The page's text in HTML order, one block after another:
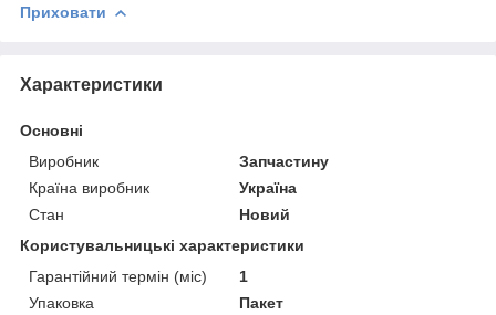
Приховати
Характеристики
Основні
Виробник
Запчастину
Країна виробник
Україна
Стан
Новий
Користувальницькі характеристики
Гарантійний термін (міс)
1
Упаковка
Пакет